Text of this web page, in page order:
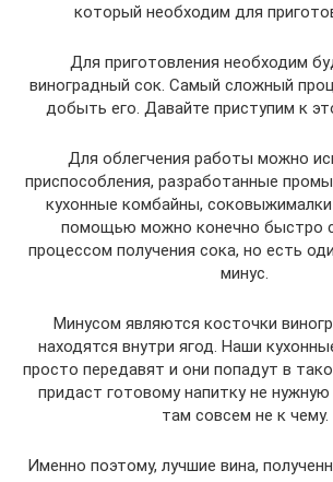
который необходим для
Для приготовления необходим
виноградный сок. Самый сложный
добыть его. Давайте приступим к
Для облегчения работы можно
приспособления, разработанные
кухонные комбайны,
помощью можно конечно быстро
процессом получения сока, но есть
минус.
Минусом являются косточки
находятся внутри ягод. Наши
просто передавят и они попадут в
придаст готовому напитку не
там совсем не к чему.
Именно поэтому, лучшие вина,